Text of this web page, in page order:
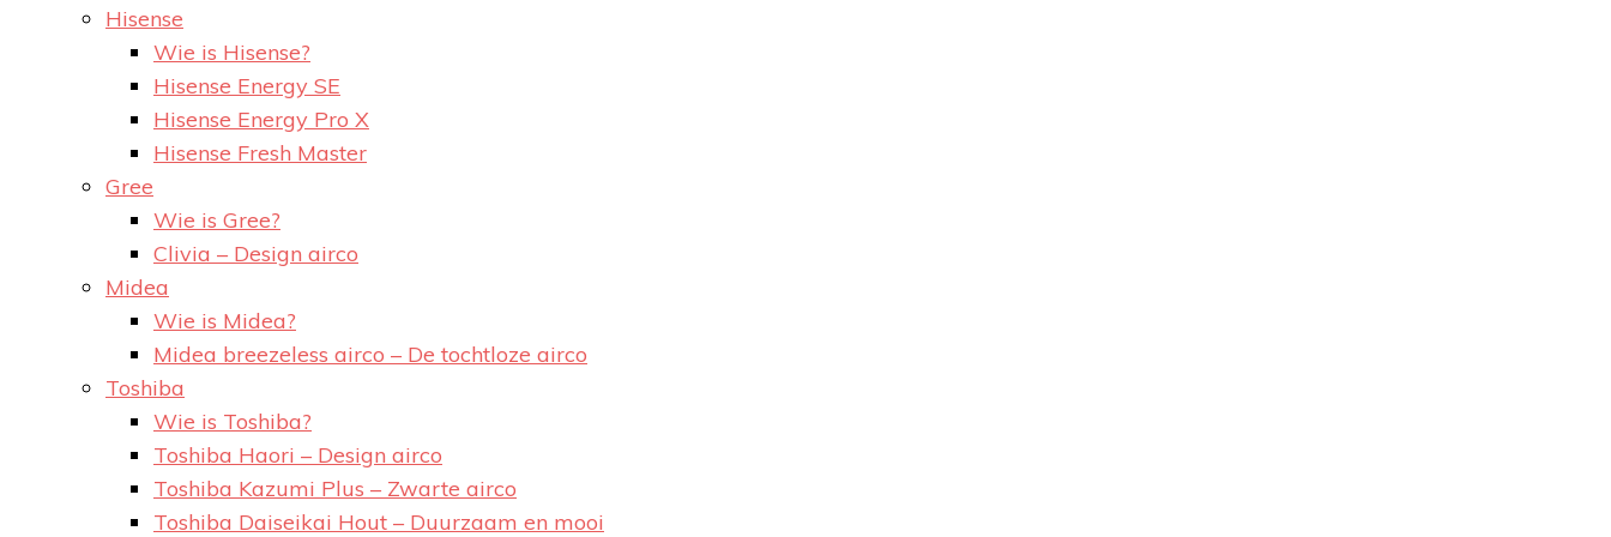
Hisense
Wie is Hisense?
Hisense Energy SE
Hisense Energy Pro X
Hisense Fresh Master
Gree
Wie is Gree?
Clivia – Design airco
Midea
Wie is Midea?
Midea breezeless airco – De tochtloze airco
Toshiba
Wie is Toshiba?
Toshiba Haori – Design airco
Toshiba Kazumi Plus – Zwarte airco
Toshiba Daiseikai Hout – Duurzaam en mooi